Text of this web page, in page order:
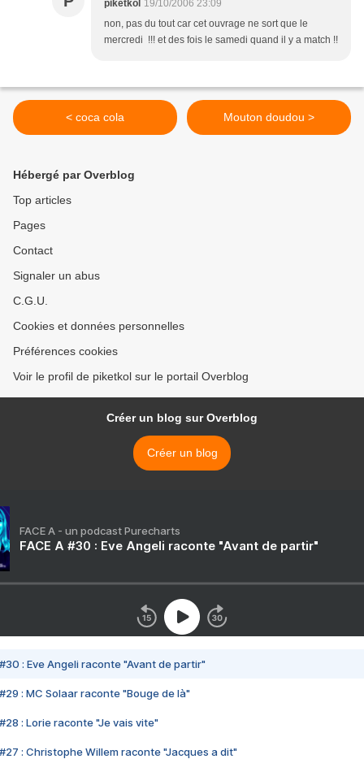
piketkol 19/10/2006 23:09
non, pas du tout car cet ouvrage ne sort que le
mercredi !!! et des fois le samedi quand il y a match !!
< coca cola Mouton doudou >
Hébergé par Overblog
Top articles
Pages
Contact
Signaler un abus
C.G.U.
Cookies et données personnelles
Préférences cookies
Voir le profil de piketkol sur le portail Overblog
Créer un blog sur Overblog
Créer un blog
FACE A - un podcast Purecharts
FACE A #30 : Eve Angeli raconte "Avant de partir"
#30 : Eve Angeli raconte "Avant de partir"
#29 : MC Solaar raconte "Bouge de là"
#28 : Lorie raconte "Je vais vite"
#27 : Christophe Willem raconte "Jacques a dit"